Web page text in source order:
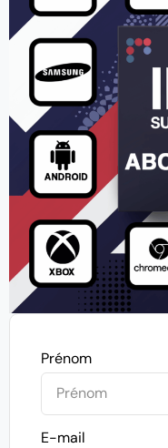
Prénom
E-mail